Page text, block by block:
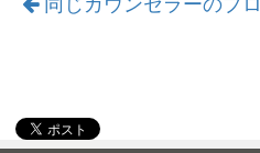
同じカウンセラーのプ